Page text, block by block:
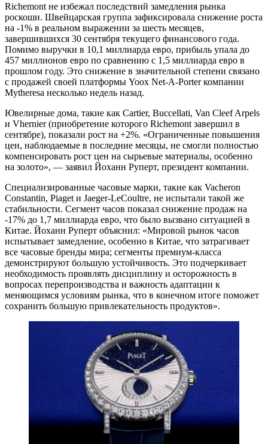
Richemont не избежал последствий замедления рынка
роскоши. Швейцарская группа зафиксировала снижение роста
на -1% в реальном выражении за шесть месяцев,
завершившихся 30 сентября текущего финансового года.
Помимо выручки в 10,1 миллиарда евро, прибыль упала до
457 миллионов евро по сравнению с 1,5 миллиарда евро в
прошлом году. Это снижение в значительной степени связано
с продажей своей платформы Yoox Net-A-Porter компании
Mytheresa несколько недель назад.
Ювелирные дома, такие как Cartier, Buccellati, Van Cleef Arpels
и Vhernier (приобретение которого Richemont завершил в
сентябре), показали рост на +2%. «Ограниченные повышения
цен, наблюдаемые в последние месяцы, не смогли полностью
компенсировать рост цен на сырьевые материалы, особенно
на золото», — заявил Йоханн Руперт, президент компании.
Специализированные часовые марки, такие как Vacheron
Constantin, Piaget и Jaeger-LeCoultre, не испытали такой же
стабильности. Сегмент часов показал снижение продаж на
-17% до 1,7 миллиарда евро, что было вызвано ситуацией в
Китае. Йоханн Руперт объяснил: «Мировой рынок часов
испытывает замедление, особенно в Китае, что затрагивает
все часовые бренды мира; сегменты премиум-класса
демонстрируют большую устойчивость. Это подчеркивает
необходимость проявлять дисциплину и осторожность в
вопросах перепроизводства и важность адаптации к
меняющимся условиям рынка, что в конечном итоге поможет
сохранить большую привлекательность продуктов».